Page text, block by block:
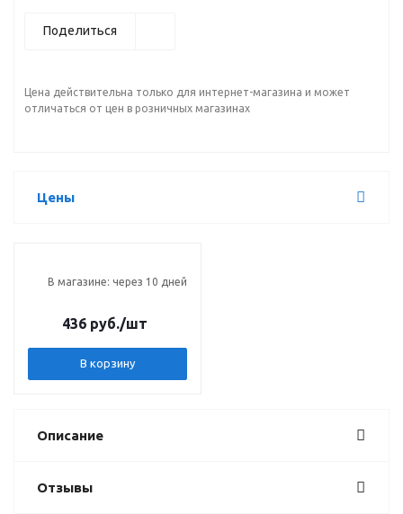
Поделиться
Цена действительна только для интернет-магазина и может
отличаться от цен в розничных магазинах
Цены
В магазине: через 10 дней
436 руб./шт
В корзину
Описание
Отзывы